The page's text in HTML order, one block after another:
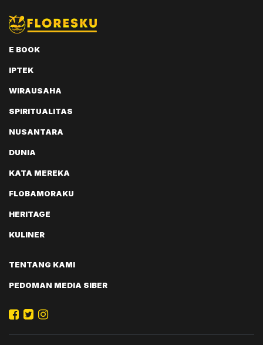
E BOOK
IPTEK
WIRAUSAHA
SPIRITUALITAS
NUSANTARA
DUNIA
KATA MEREKA
FLOBAMORAKU
HERITAGE
KULINER
TENTANG KAMI
PEDOMAN MEDIA SIBER